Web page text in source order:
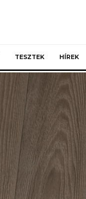
TESZTEK HÍREK